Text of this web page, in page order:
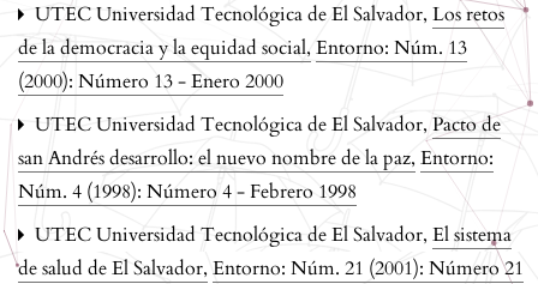
UTEC Universidad Tecnológica de El Salvador, Los retos
de la democracia y la equidad social, Entorno: Núm. 13
(2000): Número 13 - Enero 2000
UTEC Universidad Tecnológica de El Salvador, Pacto de
san Andrés desarrollo: el nuevo nombre de la paz, Entorno:
Núm. 4 (1998): Número 4 - Febrero 1998
UTEC Universidad Tecnológica de El Salvador, El sistema
de salud de El Salvador, Entorno: Núm. 21 (2001): Número 21